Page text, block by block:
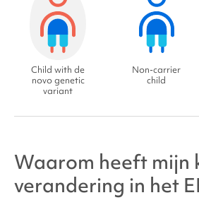
Child with de
novo genetic
variant
Non-carrier
child
Waarom heeft mijn
verandering in het